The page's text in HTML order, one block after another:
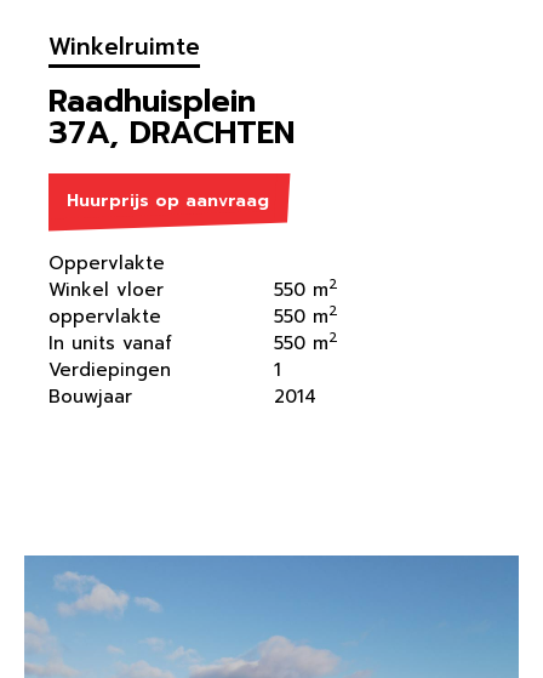
Winkelruimte
Raadhuisplein
37A, DRACHTEN
Huurprijs op aanvraag
Oppervlakte
Winkel vloer
oppervlakte
In units vanaf
Verdiepingen
Bouwjaar
550 m2
550 m2
550 m2
1
2014